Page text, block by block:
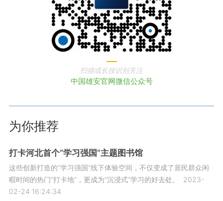
扫描或长按识别关注
中国雄安官网微信公众号
为你推荐
打卡河北首个“学习强国”主题图书馆
这些创新打造的“学习强国”线下体验空间，不仅变成了居民群众闲
暇时间的热门“打卡地”，更成为“沉浸式”学习的好去处。
2023-
02-24 16:24:34